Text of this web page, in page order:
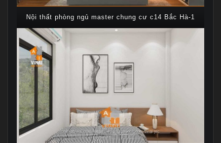
Nội thất phòng ngủ master chung cư c14 Bắc Hà-1